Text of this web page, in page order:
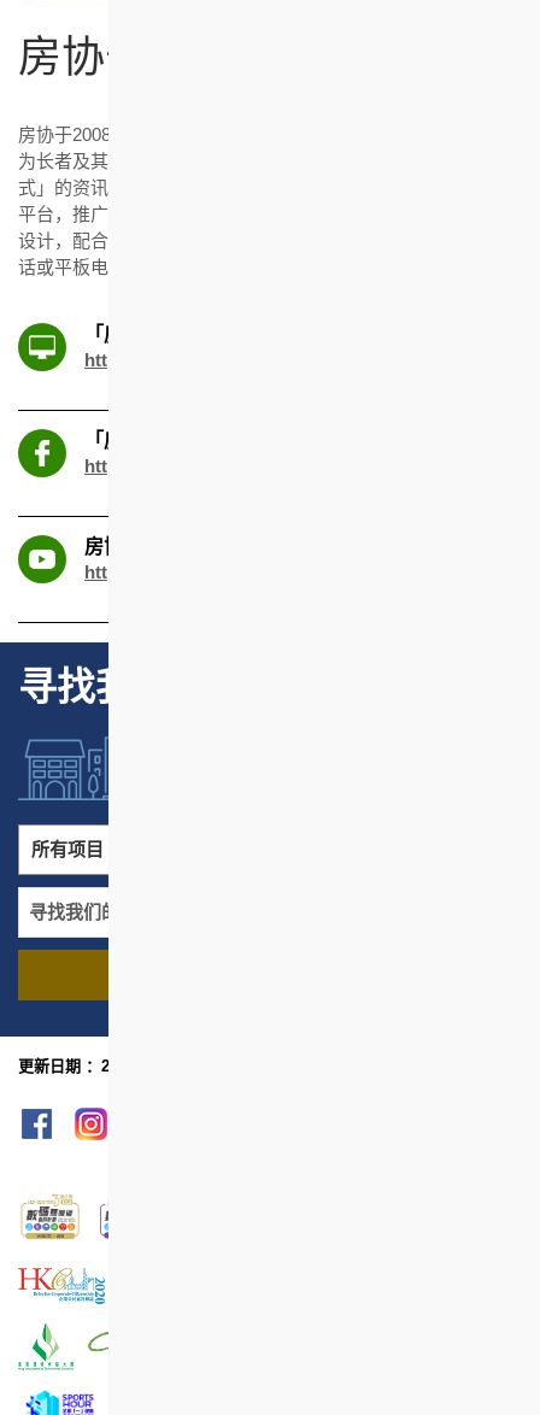
房协长者通
房协于2008年初推出长者友善家居生活网站「房协长者通」，
为长者及其家人、护老者、从事安老服务业人士等提供「一站
式」的资讯平台。网站于2021年进行革新，成为一个互动教育
平台，推广「居家安老」概念和乐龄科技的应用。简约清晰的
设计，配合无障碍设计元素及多媒体应用，方便用户以智能电
话或平板电脑等不同装置浏览和搜寻所需服务及资讯。
「房协长者通」网站
https://www.hkhsseniorconnect.com/sc
「房协长者通」facebook
https://www.facebook.com/hkhsseniorconnect
房协长者安居资源中心 YouTube
https://www.youtube.com/@hkhsseniorconnect
寻找我们的项目
所有项目
网页指南
更新日期 ：2026年1月